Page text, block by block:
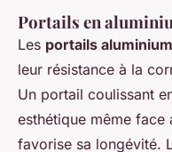
Portails en
Les portails
leur résistance à la
Un portail coulissant
esthétique même face
favorise sa longévité.